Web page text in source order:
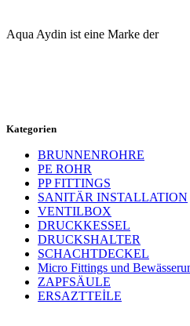
Aqua Aydin ist eine Marke der
Kategorien
BRUNNENROHRE
PE ROHR
PP FITTINGS
SANITÄR INSTALLATION
VENTILBOX
DRUCKKESSEL
DRUCKSHALTER
SCHACHTDECKEL
Micro Fittings und
ZAPFSÄULE
ERSAZTTEİLE